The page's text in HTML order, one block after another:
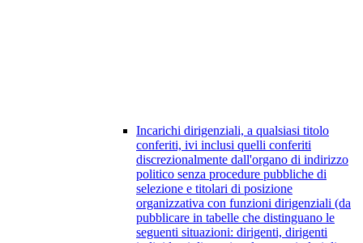
Incarichi dirigenziali, a qualsiasi titolo
conferiti, ivi inclusi quelli conferiti
discrezionalmente dall'organo di indirizzo
politico senza procedure pubbliche di
selezione e titolari di posizione
organizzativa con funzioni dirigenziali (da
pubblicare in tabelle che distinguano le
seguenti situazioni: dirigenti, dirigenti